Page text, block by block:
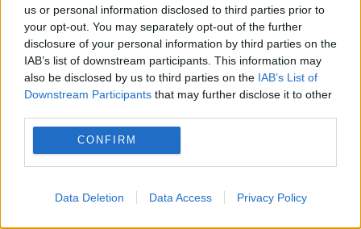
us or personal information disclosed to third parties prior to
your opt-out. You may separately opt-out of the further
disclosure of your personal information by third parties on the
IAB’s list of downstream participants. This information may
also be disclosed by us to third parties on the IAB’s List of
Downstream Participants that may further disclose it to other
CONFIRM
Data Deletion Data Access Privacy Policy
alcool cafeina ceas dormitor
nicotina pat program psiholog
somn tutun